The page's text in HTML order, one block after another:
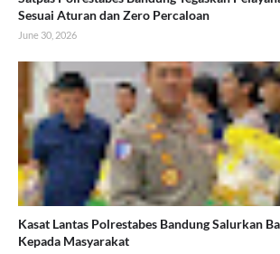
Sesuai Aturan dan Zero Percaloan
June 30, 2026
Kasat Lantas Polrestabes Bandung Salurkan
Kepada Masyarakat